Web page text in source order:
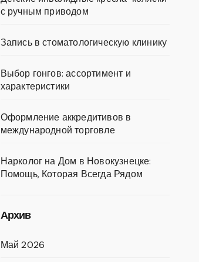
с ручным приводом
Запись в стоматологическую клинику
Выбор гонгов: ассортимент и
характеристики
Оформление аккредитивов в
международной торговле
Нарколог на Дом в Новокузнецке:
Помощь, Которая Всегда Рядом
Архив
Май 2026